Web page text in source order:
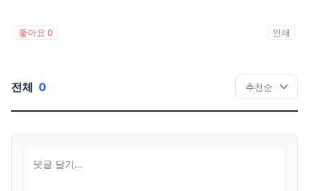
좋아요 0 인쇄
전체 0